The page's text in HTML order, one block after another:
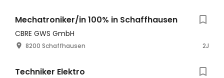
Mechatroniker/in 100% in Schaffhausen
CBRE GWS GmbH
8200 Schaffhausen 2J
Techniker Elektro